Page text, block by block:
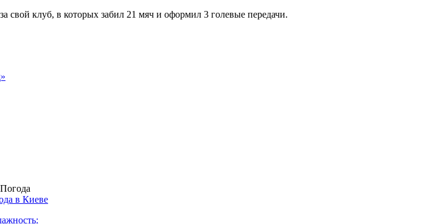
клуб, в которых забил 21 мяч и оформил 3 голевые передачи.
Погода
в Киеве